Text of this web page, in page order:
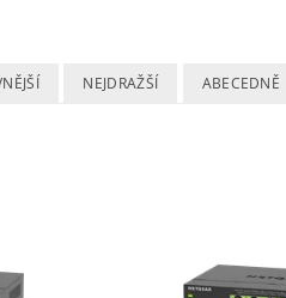
NEJDRAŽŠÍ ABECEDNĚ